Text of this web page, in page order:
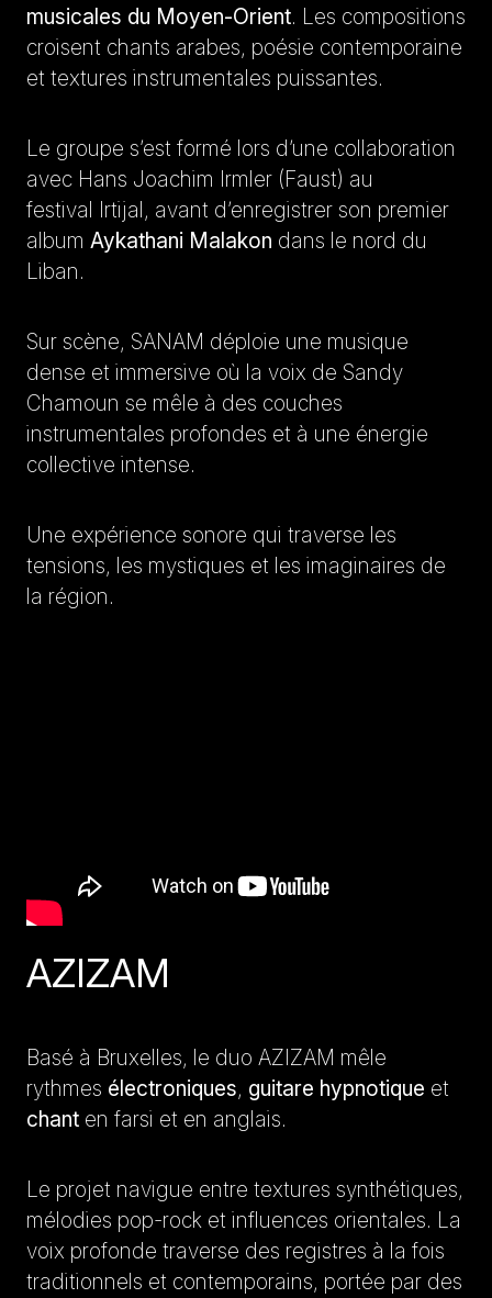
musicales du Moyen-Orient. Les compositions
croisent chants arabes, poésie contemporaine
et textures instrumentales puissantes.
Le groupe s’est formé lors d’une collaboration
avec Hans Joachim Irmler (Faust) au
festival Irtijal, avant d’enregistrer son premier
album Aykathani Malakon dans le nord du
Liban.
Sur scène, SANAM déploie une musique
dense et immersive où la voix de Sandy
Chamoun se mêle à des couches
instrumentales profondes et à une énergie
collective intense.
Une expérience sonore qui traverse les
tensions, les mystiques et les imaginaires de
la région.
AZIZAM
Basé à Bruxelles, le duo AZIZAM mêle
rythmes électroniques, guitare hypnotique et
chant en farsi et en anglais.
Le projet navigue entre textures synthétiques,
mélodies pop-rock et influences orientales. La
voix profonde traverse des registres à la fois
traditionnels et contemporains, portée par des